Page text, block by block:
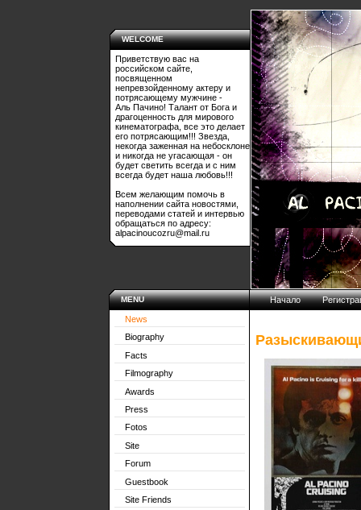
WELCOME
Приветствую вас на
российском сайте,
посвященном
непревзойденному актеру и
потрясающему мужчине -
Аль Пачино! Талант от Бога и
драгоценность для мирового
кинематографа, все это делает
его потрясающим!!! Звезда,
некогда заженная на небосклоне
и никогда не угасающая - он
будет светить всегда и с ним
всегда будет наша любовь!!!
Всем желающим помочь в
наполнении сайта новостями,
переводами статей и интервью
обращаться по адресу:
alpacinoucozru@mail.ru
MENU
News
Biography
Facts
Filmography
Awards
Press
Fotos
Site
Forum
Guestbook
Site Friends
Начало